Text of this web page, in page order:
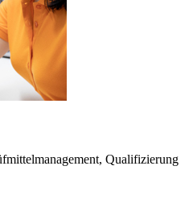
Qualifizierung